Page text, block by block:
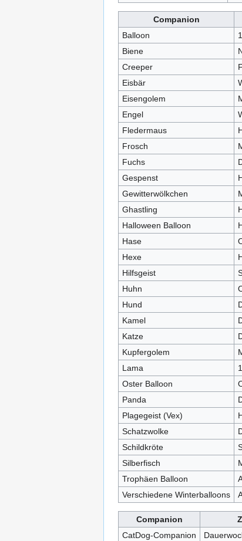
Companion
Balloon
Biene
Creeper
Eisbär
Eisengolem
Engel
Fledermaus
Frosch
Fuchs
Gespenst
Gewitterwölkchen
Ghastling
Halloween Balloon
Hase
Hexe
Hilfsgeist
Huhn
Hund
Kamel
Katze
Kupfergolem
Lama
Oster Balloon
Panda
Plagegeist (Vex)
Schatzwolke
Schildkröte
Silberfisch
Trophäen Balloon
Verschiedene Winterballoons
Companion
CatDog-Companion